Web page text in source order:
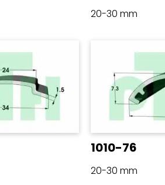
20-30 mm
1010-76
20-30 mm